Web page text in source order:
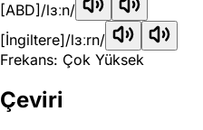
[ABD] /lɜːn/
[İngiltere]/lɜːrn/
Frekans: Çok Yüksek
Çeviri